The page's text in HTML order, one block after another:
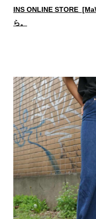
INS ONLINE STORE
ら。